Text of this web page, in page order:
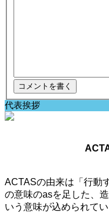
代表挨拶
ACTASの由来は「行動
の意味のasを足した、
いう意味が込められてい